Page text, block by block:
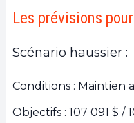
Les prévisions
Scénario haussier :
Conditions : Maintien
Objectifs : 107 091 $ /